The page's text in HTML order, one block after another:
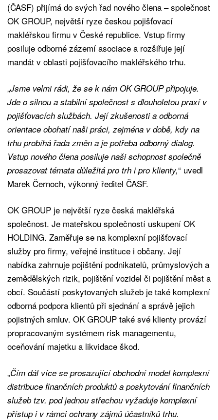
(ČASF) přijímá do svých řad nového člena – společnost
OK GROUP, největší ryze českou pojišťovací
makléřskou firmu v České republice. Vstup firmy
posiluje odborné zázemí asociace a rozšiřuje její
mandát v oblasti pojišťovacího makléřského trhu.
„Jsme velmi rádi, že se k nám OK GROUP připojuje.
Jde o silnou a stabilní společnost s dlouholetou praxí v
pojišťovacích službách. Její zkušenosti a odborná
orientace obohatí naši práci, zejména v době, kdy na
trhu probíhá řada změn a je potřeba odborný dialog.
Vstup nového člena posiluje naši schopnost společně
prosazovat témata důležitá pro trh i pro klienty,“ uvedl
Marek Černoch, výkonný ředitel ČASF.
OK GROUP je největší ryze česká makléřská
společnost. Je mateřskou společností uskupení OK
HOLDING. Zaměřuje se na komplexní pojišťovací
služby pro firmy, veřejné instituce i občany. Její
nabídka zahrnuje pojištění podnikatelů, průmyslových a
zemědělských rizik, pojištění vozidel či pojištění měst a
obcí. Součástí poskytovaných služeb je také komplexní
odborná podpora klientů při sjednání a správě jejich
pojistných smluv. OK GROUP také své klienty provází
propracovaným systémem risk managementu,
oceňování majetku a likvidace škod.
„Čím dál více se prosazující obchodní model komplexní
distribuce finančních produktů a poskytování finančních
služeb tzv. pod jednou střechou vyžaduje komplexní
přístup i v rámci ochrany zájmů účastníků trhu.